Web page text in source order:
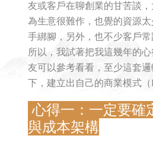
友或客戶在聊創業的甘苦談
為生意很難作，也覺的資源
手綁腳，另外，也不少客戶常
所以， 我試著把我這幾年的
友可以參考看看，至少這套
下，建立出自己的商業模式（
心得一：一定要確
與成本架構